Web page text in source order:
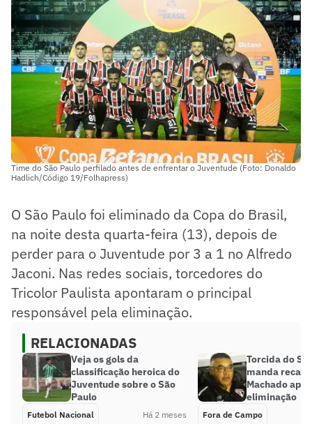
Time do São Paulo perfilado antes de enfrentar o Juventude (Foto: Donaldo
Hadlich/Código 19/Folhapress)
O São Paulo foi eliminado da Copa do Brasil,
na noite desta quarta-feira (13), depois de
perder para o Juventude por 3 a 1 no Alfredo
Jaconi. Nas redes sociais, torcedores do
Tricolor Paulista apontaram o principal
responsável pela eliminação.
RELACIONADAS
Veja os gols da
classificação heroica do
Juventude sobre o São
Paulo
Futebol Nacional Há 2 meses
Torcida do
manda
Machado após
eliminação
Fora de Campo